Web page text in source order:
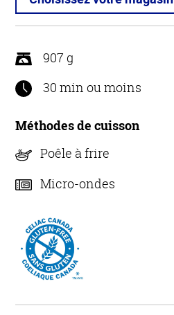
907 g
30 min ou moins
Méthodes de cuisson
Poêle à frire
Micro-ondes